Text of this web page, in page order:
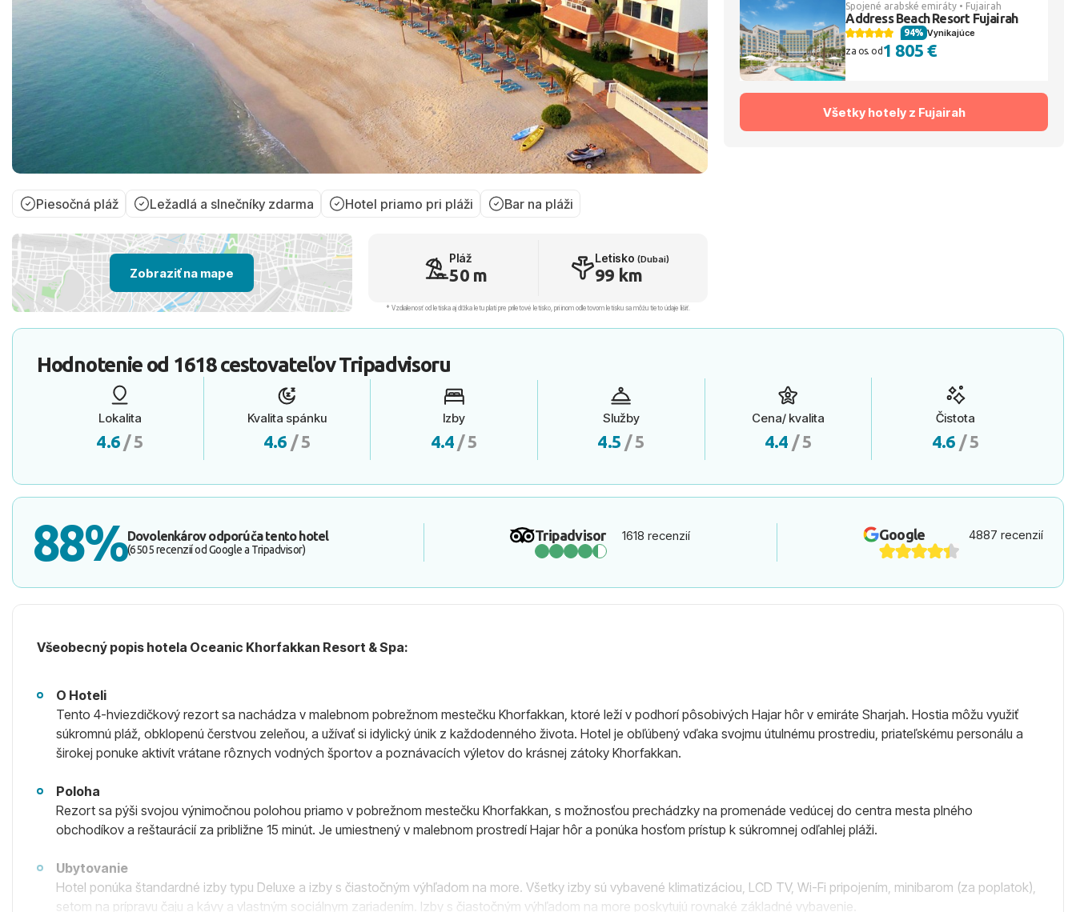
Piesočná pláž Ležadlá a slnečníky zdarma Hotel priamo pri pláži Bar na pláži
Spojené arabské emiráty • Fujairah
Address Beach Resort Fujairah
Vynikajúce
94%
za os. od1 805 €
Všetky hotely z Fujairah
Zobraziť na mape
Pláž
50 m
Letisko(Dubai)
99 km
* Vzdialenosť od letiska aj dľžka letu platí pre príletové letisko, pri inom odletovom letisku sa môžu tieto údaje líšiť.
Hodnotenie od 1618 cestovateľovTripadvisoru
Lokalita
4.6 / 5
Kvalita spánku
4.6 / 5
Izby
4.4 / 5
Služby
4.5 / 5
Cena/ kvalita
4.4 / 5
Čistota
4.6 / 5
88%Dovolenkárov odporúča tento hotel
(6505 recenzií od Google a Tripadvisor)
Tripadvisor 1618 recenzií Google 4887 recenzií
Všeobecný popis hotela Oceanic Khorfakkan Resort & Spa:
O Hoteli
Tento 4-hviezdičkový rezort sa nachádza v malebnom pobrežnom mestečku Khorfakkan, ktoré leží v podhorí pôsobivých Hajar hôr v emiráte Sharjah. Hostia môžu využiť
súkromnú pláž, obklopenú čerstvou zeleňou, a užívať si idylický únik z každodenného života. Hotel je obľúbený vďaka svojmu útulnému prostrediu, priateľskému personálu a
širokej ponuke aktivít vrátane rôznych vodných športov a poznávacích výletov do krásnej zátoky Khorfakkan.
Poloha
Rezort sa pýši svojou výnimočnou polohou priamo v pobrežnom mestečku Khorfakkan, s možnosťou prechádzky na promenáde vedúcej do centra mesta plného
obchodíkov a reštaurácií za približne 15 minút. Je umiestnený v malebnom prostredí Hajar hôr a ponúka hosťom prístup k súkromnej odľahlej pláži.
Ubytovanie
Hotel ponúka štandardné izby typu Deluxe a izby s čiastočným výhľadom na more. Všetky izby sú vybavené klimatizáciou, LCD TV, Wi-Fi pripojením, minibarom (za poplatok),
setom na prípravu čaju a kávy a vlastným sociálnym zariadením. Izby s čiastočným výhľadom na more poskytujú rovnaké základné vybavenie.